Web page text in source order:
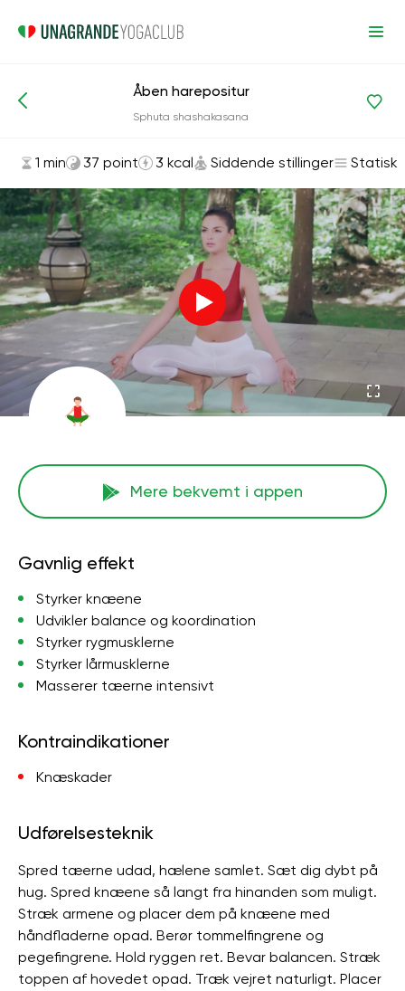
Asanas og øvelser Siddende stillinger
Åben harepositur
Sphuta shashakasana
1 min 37 point 3 kcal Siddende stillinger Statisk
Mere bekvemt i appen
Gavnlig effekt
Styrker knæene
Udvikler balance og koordination
Styrker rygmusklerne
Styrker lårmusklerne
Masserer tæerne intensivt
Kontraindikationer
Knæskader
Udførelsesteknik
Spred tæerne udad, hælene samlet. Sæt dig dybt på
hug. Spred knæene så langt fra hinanden som muligt.
Stræk armene og placer dem på knæene med
håndfladerne opad. Berør tommelfingrene og
pegefingrene. Hold ryggen ret. Bevar balancen. Stræk
toppen af ​​hovedet opad. Træk vejret naturligt. Placer